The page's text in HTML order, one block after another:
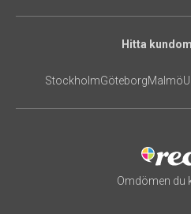
Hitta
StockholmGöteborgMalmö
Omdömen du